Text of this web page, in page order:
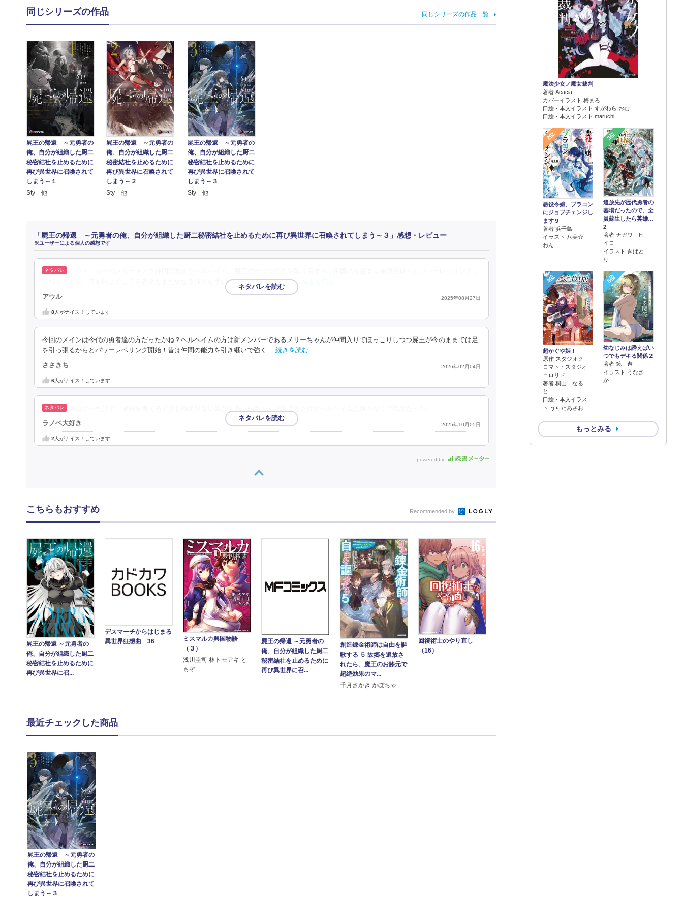
同じシリーズの作品 同じシリーズの作品一覧
屍王の帰還 ～元勇者の
俺、自分が組織した厨二
秘密結社を止めるために
再び異世界に召喚されて
しまう～１
Sty 他
屍王の帰還 ～元勇者の
俺、自分が組織した厨二
秘密結社を止めるために
再び異世界に召喚されて
しまう～２
Sty 他
屍王の帰還 ～元勇者の
俺、自分が組織した厨二
秘密結社を止めるために
再び異世界に召喚されて
しまう～３
Sty 他
「屍王の帰還 ～元勇者の俺、自分が組織した厨二秘密結社を止めるために再び異世界に召喚されてしまう～３」感想・レビュー
※ユーザーによる個人の感想です
に行くことに。時を同じくして勇者達もまた更なる強さを手に入れるため天獄へと向 …続きを読む
アウル 2025年08月27日
8人がナイス！しています
今回のメインは今代の勇者達の方だったかね？ヘルヘイムの方は新メンバーであるメリーちゃんが仲間入りでほっこりしつつ屍王が今のままでは足
を引っ張るからとパワーレベリング開始！昔は仲間の能力を引き継いで強く
…続きを読む
ささきち 2026年02月04日
6人がナイス！しています
ラノベ大好き 2025年10月05日
2 人がナイス！しています
powered by
魔法少女ノ魔女裁判
著者 Acacia
カバーイラスト 梅まろ
口絵・本文イラスト すがわら おむ
口絵・本文イラスト maruchi
2位
悪役令嬢、ブラコン
にジョブチェンジし
ます９
著者 浜千鳥
イラスト 八美☆
わん
3位
追放先が歴代勇者の
墓場だったので、全
員蘇生したら英雄…
2
著者 ナガワ ヒ
イロ
イラスト きばと
り
4位
超かぐや姫！
原作 スタジオク
ロマト・スタジオ
コロリド
著者 桐山 なる
と
口絵・本文イラス
ト うらたあさお
5位
幼なじみは誘えばい
つでもデキる関係２
著者 鏡 遊
イラスト うなさ
か
もっとみる
こちらもおすすめ Recommended by
屍王の帰還 ～元勇者の
俺、自分が組織した厨二
秘密結社を止めるために
再び異世界に召...
デスマーチからはじまる
異世界狂想曲 36
ミスマルカ興国物語
（３）
浅川圭司 林トモアキ と
もぞ
屍王の帰還 ～元勇者の
俺、自分が組織した厨二
秘密結社を止めるために
再び異世界に召...
創造錬金術師は自由を謳
歌する ５ 故郷を追放さ
れたら、魔王のお膝元で
超絶効果のマ...
千月さかき かぼちゃ
回復術士のやり直し
（16）
最近チェックした商品
屍王の帰還 ～元勇者の
俺、自分が組織した厨二
秘密結社を止めるために
再び異世界に召喚されて
しまう～３